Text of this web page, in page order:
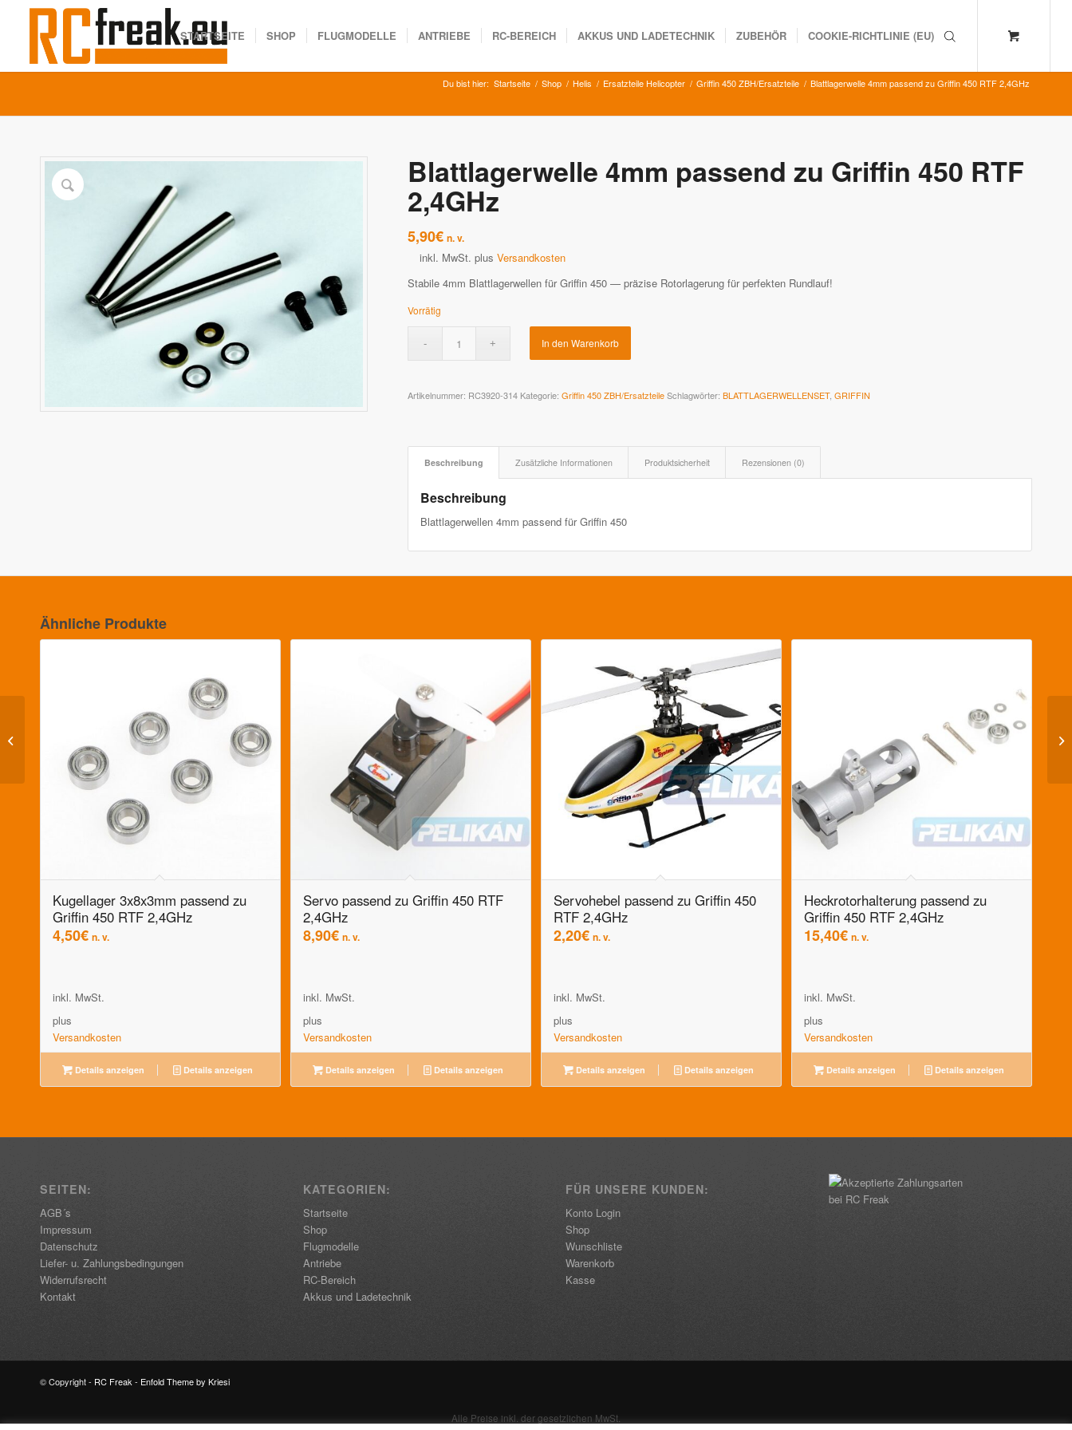
STARTSEITE SHOP FLUGMODELLE ANTRIEBE RC-BEREICH AKKUS UND LADETECHNIK ZUBEHÖR COOKIE-RICHTLINIE (EU)
Du bist hier: Startseite / Shop / Helis / Ersatzteile Helicopter / Griffin 450 ZBH/Ersatzteile / Blattlagerwelle 4mm passend zu Griffin 450 RTF 2,4GHz
Blattlagerwelle 4mm passend zu Griffin 450 RTF
2,4GHz
5,90€ n. v.
inkl. MwSt. plus Versandkosten
Stabile 4mm Blattlagerwellen für Griffin 450 — präzise Rotorlagerung für perfekten Rundlauf!
Vorrätig
In den Warenkorb
Artikelnummer: RC3920-314 Kategorie: Griffin 450 ZBH/Ersatzteile Schlagwörter: BLATTLAGERWELLENSET, GRIFFIN
Beschreibung Zusätzliche Informationen Produktsicherheit Rezensionen (0)
Beschreibung
Blattlagerwellen 4mm passend für Griffin 450
Ähnliche Produkte
Kugellager 3x8x3mm passend zu
Griffin 450 RTF 2,4GHz
4,50€ n. v.
inkl. MwSt.
plus
Versandkosten
Details anzeigen Details anzeigen
Servo passend zu Griffin 450 RTF
2,4GHz
8,90€ n. v.
inkl. MwSt.
plus
Versandkosten
Details anzeigen Details anzeigen
Servohebel passend zu Griffin 450
RTF 2,4GHz
2,20€ n. v.
inkl. MwSt.
plus
Versandkosten
Details anzeigen Details anzeigen
Heckrotorhalterung passend zu
Griffin 450 RTF 2,4GHz
15,40€ n. v.
inkl. MwSt.
plus
Versandkosten
Details anzeigen Details anzeigen
SEITEN:
AGB´s
Impressum
Datenschutz
Liefer- u. Zahlungsbedingungen
Widerrufsrecht
Kontakt
KATEGORIEN:
Startseite
Shop
Flugmodelle
Antriebe
RC-Bereich
Akkus und Ladetechnik
FÜR UNSERE KUNDEN:
Konto Login
Shop
Wunschliste
Warenkorb
Kasse
© Copyright - RC Freak - Enfold Theme by Kriesi
Kunststoff hinten (1Stk)
für Himoto 1:10er Rally
Alle Preise inkl. der gesetzlichen MwSt.